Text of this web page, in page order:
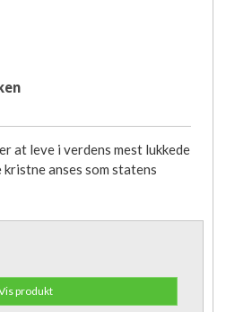
at leve i verdens mest lukkede
anses som statens
produkt